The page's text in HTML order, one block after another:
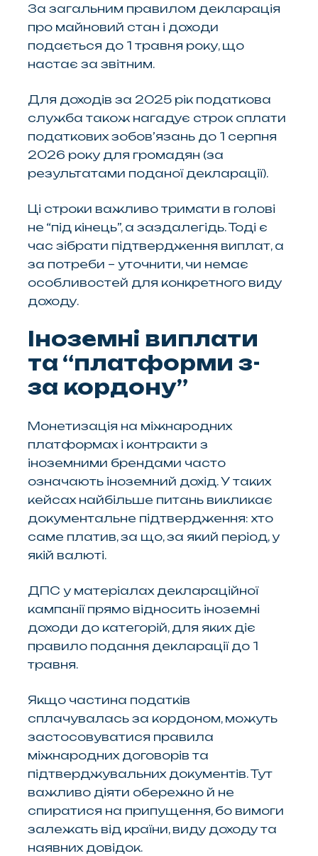
За загальним правилом декларація
про майновий стан і доходи
подається до 1 травня року, що
настає за звітним.
Для доходів за 2025 рік податкова
служба також нагадує строк сплати
податкових зобов’язань до 1 серпня
2026 року для громадян (за
результатами поданої декларації).
Ці строки важливо тримати в голові
не “під кінець”, а заздалегідь. Тоді є
час зібрати підтвердження виплат, а
за потреби – уточнити, чи немає
особливостей для конкретного виду
доходу.
Іноземні виплати
та “платформи з-
за кордону”
Монетизація на міжнародних
платформах і контракти з
іноземними брендами часто
означають іноземний дохід. У таких
кейсах найбільше питань викликає
документальне підтвердження: хто
саме платив, за що, за який період, у
якій валюті.
ДПС у матеріалах деклараційної
кампанії прямо відносить іноземні
доходи до категорій, для яких діє
правило подання декларації до 1
травня.
Якщо частина податків
сплачувалась за кордоном, можуть
застосовуватися правила
міжнародних договорів та
підтверджувальних документів. Тут
важливо діяти обережно й не
спиратися на припущення, бо вимоги
залежать від країни, виду доходу та
наявних довідок.